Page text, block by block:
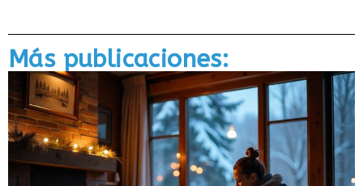
Más publicaciones: